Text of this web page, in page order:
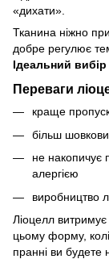
«дихати».
Тканина ніжно
добре регулює
Ідеальний
Переваги
краще
більш
не накопичує
алергією
виробництво
Ліоцелл
цьому форму,
пранні ви будете